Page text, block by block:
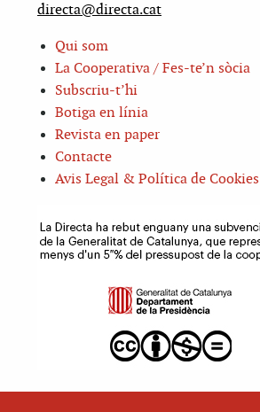
directa@directa.cat
Qui som
La Cooperativa / Fes-te’n sòcia
Subscriu-t’hi
Botiga en línia
Revista en paper
Contacte
Avis Legal & Política de Cookies